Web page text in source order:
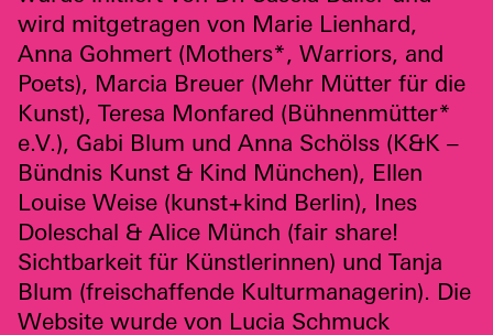
wird mitgetragen von Marie Lienhard,
Anna Gohmert (Mothers*, Warriors, and
Poets), Marcia Breuer (Mehr Mütter für die
Kunst), Teresa Monfared (Bühnenmütter*
e.V.), Gabi Blum und Anna Schölss (K&K –
Bündnis Kunst & Kind München), Ellen
Louise Weise (kunst+kind Berlin), Ines
Doleschal & Alice Münch (fair share!
Sichtbarkeit für Künstlerinnen) und Tanja
Blum (freischaffende Kulturmanagerin). Die
Website wurde von Lucia Schmuck